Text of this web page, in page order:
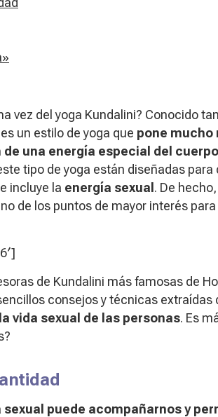
vez del yoga Kundalini? Conocido
un estilo de yoga que pone mucho
una energía especial del cuerpo
tipo de yoga están diseñadas para
incluye la energía sexual. De
de los puntos de mayor interés
de Kundalini más famosas de
consejos y técnicas extraídas
vida sexual de las personas. Es
puede acompañarnos y